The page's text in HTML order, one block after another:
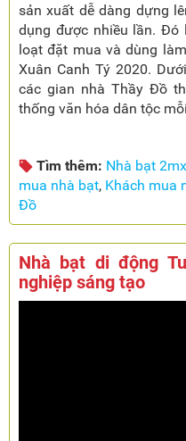
sản xuất dễ dàng dựng
dụng được nhiều lần.
loạt đặt mua và dùng
Xuân Canh Tý 2020.
các gian nhà Thầy Đồ
thống văn hóa dân tộc
Tìm thêm: Nhà bạt
mua nhà bạt, Khách mua
Đồ
Nhà bạt di động
nghiệp sáng tạo